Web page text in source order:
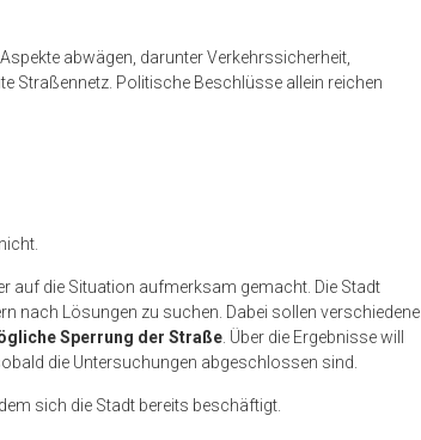
abwägen, darunter Verkehrssicherheit,
Straßennetz. Politische Beschlüsse allein reichen
auf die Situation aufmerksam gemacht. Die Stadt
nach Lösungen zu suchen. Dabei sollen verschiedene
Sperrung der Straße . Über die Ergebnisse will
die Untersuchungen abgeschlossen sind.
sich die Stadt bereits beschäftigt.